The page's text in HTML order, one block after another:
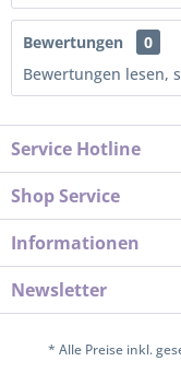
Bewertungen
0
Bewertungen lesen,
Service Hotline
Shop Service
Informationen
Newsletter
* Alle Preise inkl.